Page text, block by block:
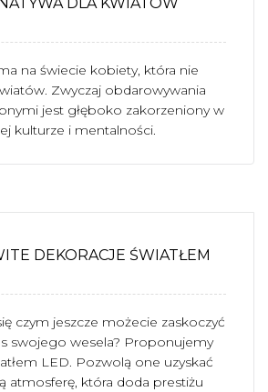
na świecie kobiety, która nie
Zwyczaj obdarowywania
jest głęboko zakorzeniony w
kulturze i mentalności.
DEKORACJE ŚWIATŁEM
czym jeszcze możecie zaskoczyć
swojego wesela? Proponujemy
LED. Pozwolą one uzyskać
atmosferę, która doda prestiżu